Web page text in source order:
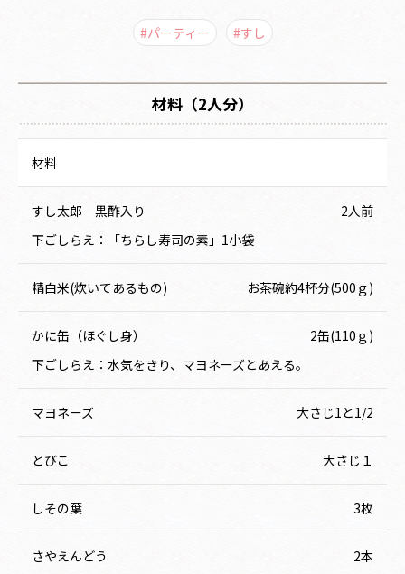
#パーティー #すし
材料（2人分）
材料
すし太郎 黒酢入り
2人前
下ごしらえ：「ちらし寿司の素」1小袋
精白米(炊いてあるもの) お茶碗約4杯分(500ｇ)
かに缶（ほぐし身）
2缶(110ｇ)
下ごしらえ：水気をきり、マヨネーズとあえる。
マヨネーズ 大さじ1と1/2
とびこ 大さじ１
しその葉 3枚
さやえんどう
2本